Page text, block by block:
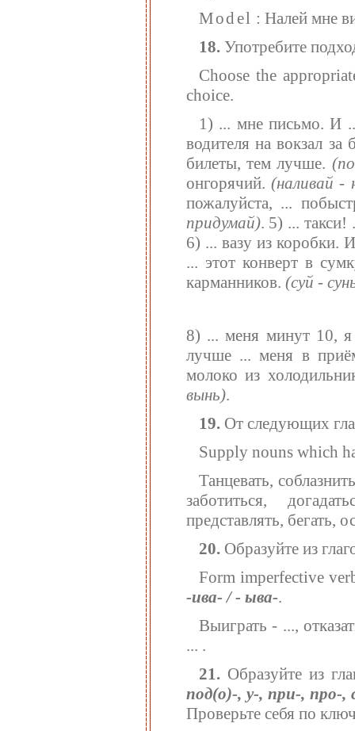
Model : Налей мне
18. Употребите
Choose the
choice.
1) ... мне письмо. И
водителя на вокзал
билеты, тем лучше.
онгорячий. (наливай -
пожалуйста, ...
придумай). 5) ...
6) ... вазу из коробки.
... этот конверт в
карманников. (суй -
8) ... меня минут 10, я
лучше ... меня в
молоко из
вынь).
19. От следующих
Supply nouns which
Танцевать,
заботиться,
представлять, бегать,
20. Образуйте из
Form imperfective
-ива- / - ыва-.
Выиграть - ...,
... .
21. Образуйте из
под(о)-, у-, при-, про-,
Проверьте себя по